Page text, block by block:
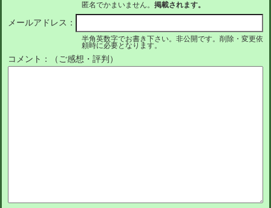
匿名でかまいません。 掲載されます。
メールアドレス：
半角英数字でお書き下さい。非公開です。削除・変更依
頼時に必要となります。
コメント：（ご感想・評判）